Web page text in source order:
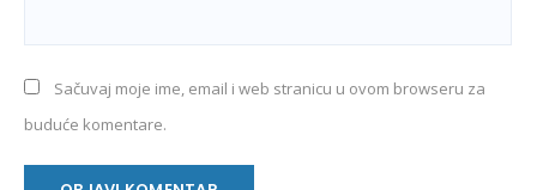
Sačuvaj moje ime, email i web stranicu u ovom browseru za
buduće komentare.